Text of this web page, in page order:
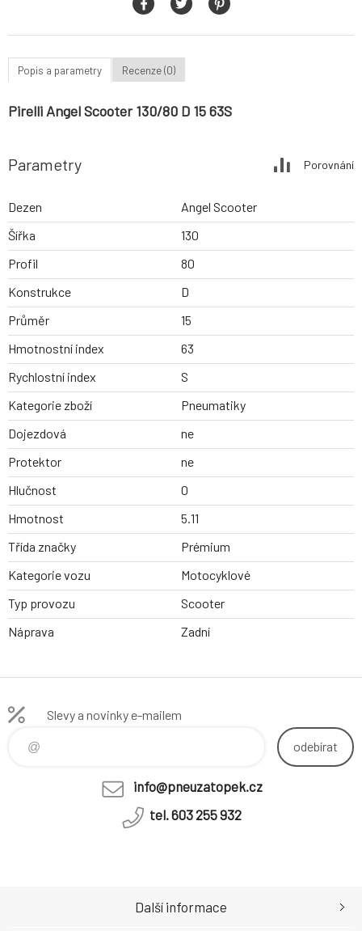
Popis a parametry Recenze (0)
Pirelli Angel Scooter 130/80 D 15 63S
Parametry Porovnání
Dezen
Angel Scooter
Šířka
130
Profil
80
Konstrukce
D
Průměr
15
Hmotnostní index
63
Rychlostní index
S
Kategorie zboží
Pneumatiky
Dojezdová
ne
Protektor
ne
Hlučnost
0
Hmotnost
5.11
Třída značky
Prémium
Kategorie vozu
Motocyklové
Typ provozu
Scooter
Náprava
Zadní
Slevy a novinky e-mailem
odebírat
info@pneuzatopek.cz
tel. 603 255 932
Další informace